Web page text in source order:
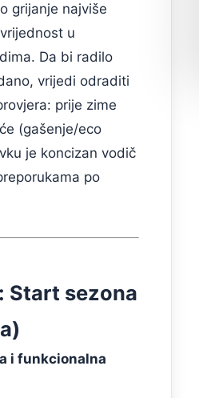
grijanje najviše
u
Da bi radilo
vrijedi odraditi
prije zime
(gašenje/eco
je koncizan vodič
po
Start sezona
i funkcionalna